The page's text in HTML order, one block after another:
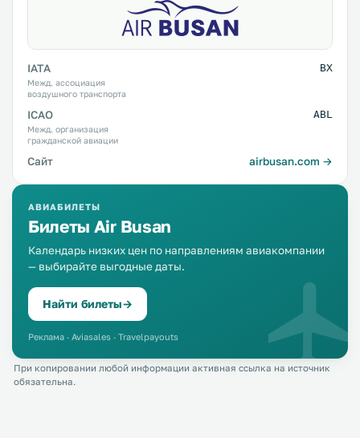
IATA
Межд. ассоциация
воздушного транспорта
BX
ICAO
Межд. организация
гражданской авиации
ABL
Сайт airbusan.com →
АВИАБИЛЕТЫ
Билеты Air Busan
Календарь низких цен по направлениям авиакомпании
— выбирайте выгодные даты.
Найти билеты→
Реклама · Aviasales · Travelpayouts
При копировании любой информации активная ссылка на источник
обязательна.